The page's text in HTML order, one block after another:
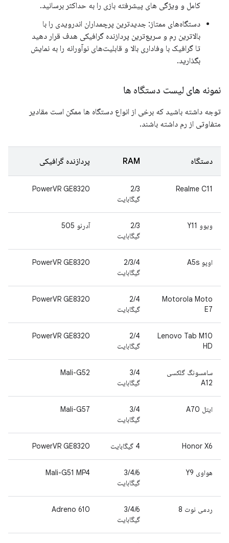
کامل و ویژگی های پیشرفته بازی را به حداکثر برسانید.
دستگاه‌های ممتاز: جدیدترین پرچمداران اندرویدی را با
بالاترین رم و سریع‌ترین پردازنده گرافیکی هدف قرار دهید
تا گرافیک با وفاداری بالا و قابلیت‌های نوآورانه را به نمایش
بگذارید.
نمونه های لیست دستگاه ها
توجه داشته باشید که برخی از انواع دستگاه ها ممکن است مقادیر
متفاوتی از رم داشته باشند.
دستگاه RAM پردازنده گرافیکی
Realme C11
2/3
گیگابایت
PowerVR GE8320
ویوو Y11
2/3
گیگابایت
آدرنو 505
اوپو A5s
2/3/4
گیگابایت
PowerVR GE8320
Motorola Moto
E7
2/4
گیگابایت
PowerVR GE8320
Lenovo Tab M10
HD
2/4
گیگابایت
PowerVR GE8320
سامسونگ گلکسی
A12
3/4
گیگابایت
Mali-G52
ایتل A70
3/4
گیگابایت
Mali-G57
Honor X6 4 گیگابایت PowerVR GE8320
هواوی Y9
3/4/6
گیگابایت
Mali-G51 MP4
ردمی نوت 8
3/4/6
گیگابایت
Adreno 610